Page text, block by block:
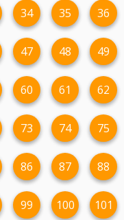
34 35 36
47 48 49
60 61 62
73 74 75
86 87 88
99 100 101